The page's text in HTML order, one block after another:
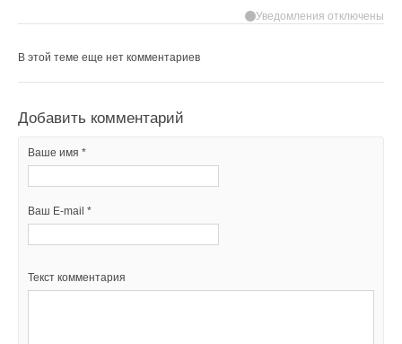
Уведомления отключены
В этой теме еще нет комментариев
Добавить комментарий
Ваше имя *
Ваш E-mail *
Текст комментария